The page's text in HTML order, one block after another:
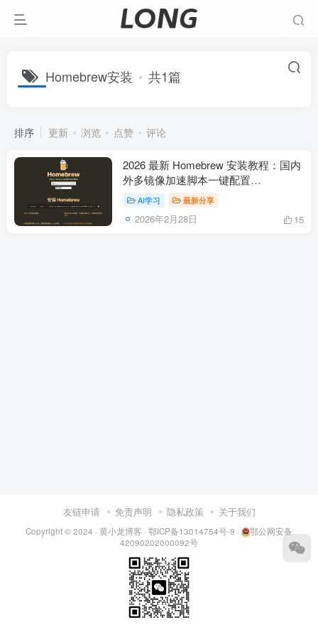
Homebrew安装 共1篇
排序 更新 浏览 点赞 评论
2026 最新 Homebrew 安装教程：国内
外多镜像加速脚本一键配置
(Mac/Linux)
AI学习 最新分享
2026年2月28日 15
友链申请 免责声明 隐私政策 关于我们
Copyright © 2024 ·黄小龙博客 ·鄂ICP备13014754号-9 ·
鄂公网安备
42090202000092号